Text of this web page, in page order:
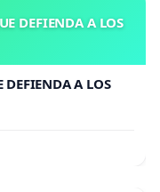
DEFIENDA A LOS
DEFIENDA A LOS